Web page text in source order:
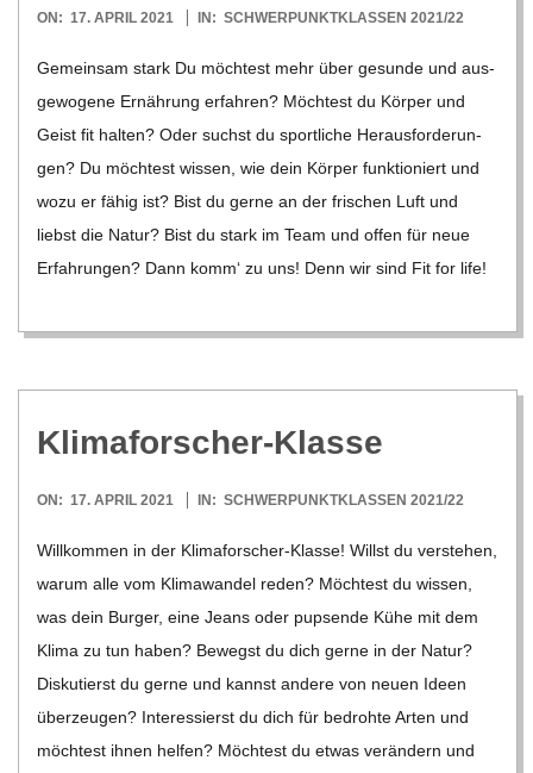
2021-
ON: 17. APRIL 2021 IN: SCHWERPUNKTKLASSEN 2021/22
Gemein­sam stark Du möch­test mehr über gesunde und aus­
ge­wo­gene Ernäh­rung erfah­ren? Möch­test du Kör­per und
Geist fit hal­ten? Oder suchst du sport­li­che Her­aus­for­de­run­
gen? Du möch­test wis­sen, wie dein Kör­per funk­tio­niert und
wozu er fähig ist? Bist du gerne an der fri­schen Luft und
liebst die Natur? Bist du stark im Team und offen für neue
Erfah­run­gen? Dann komm‘ zu uns! Denn wir sind Fit for life!
Kli­ma­for­scher-Klasse
2021-
ON: 17. APRIL 2021 IN: SCHWERPUNKTKLASSEN 2021/22
Will­kom­men in der Kli­ma­for­scher-Klasse! Willst du ver­ste­hen,
warum alle vom Kli­ma­wan­del reden? Möch­test du wis­sen,
was dein Bur­ger, eine Jeans oder pup­sende Kühe mit dem
Klima zu tun haben? Bewegst du dich gerne in der Natur?
Dis­ku­tierst du gerne und kannst andere von neuen Ideen
über­zeu­gen? Inter­es­sierst du dich für bedrohte Arten und
möch­test ihnen hel­fen? Möch­test du etwas ver­än­dern und